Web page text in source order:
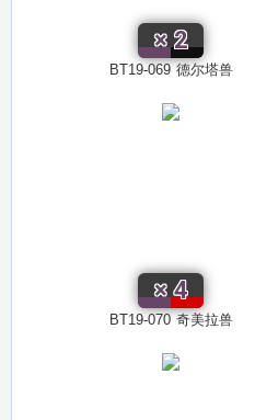
BT19-069 德尔塔兽
×2
BT19-070 奇美拉兽
×4